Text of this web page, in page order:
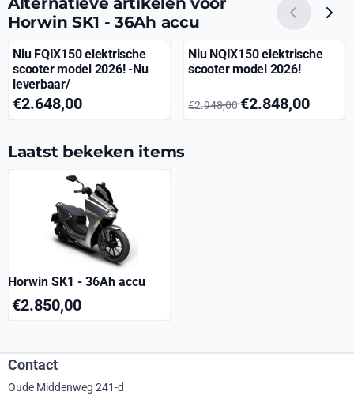
Horwin SK1 - 36Ah accu
Niu FQIX150 elektrische
scooter model 2026! -Nu
leverbaar/
Prijs: 2 648,00
€2.648,00
Niu NQIX150 elektrische
scooter model 2026!
Van 2 948,00 voor 2 848,00
€2.948,00€2.848,00
Laatst bekeken items
Horwin SK1 - 36Ah accu
€2.850,00
Contact
Oude Middenweg 241-d